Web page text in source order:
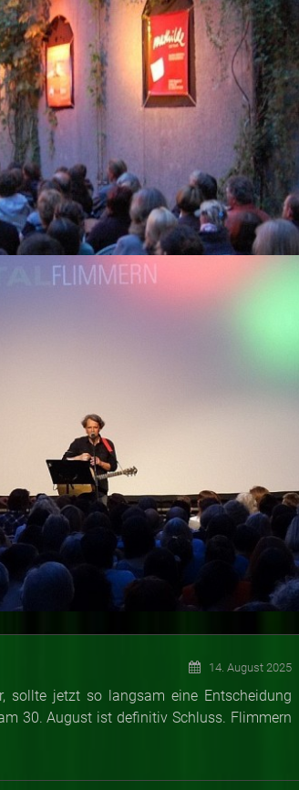
14. August 2025
sollte jetzt so langsam eine Entscheidung
30. August ist definitiv Schluss. Flimmern